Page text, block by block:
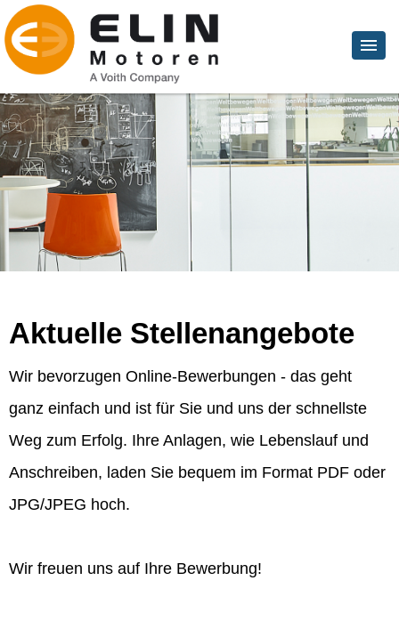
Aktuelle Stellenangebote
Wir bevorzugen Online-Bewerbungen - das geht
ganz einfach und ist für Sie und uns der schnellste
Weg zum Erfolg. Ihre Anlagen, wie Lebenslauf und
Anschreiben, laden Sie bequem im Format PDF oder
JPG/JPEG hoch.
Wir freuen uns auf Ihre Bewerbung!